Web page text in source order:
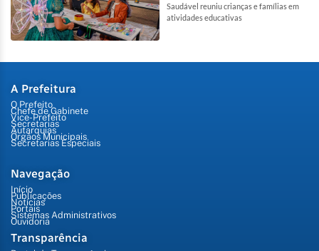
Saudável reuniu crianças e famílias em
atividades educativas
A Prefeitura
O Prefeito
Chefe de Gabinete
Vice-Prefeito
Secretarias
Autarquias
Órgãos Municipais
Secretarias Especiais
Navegação
Início
Publicações
Notícias
Portais
Sistemas Administrativos
Ouvidoria
Transparência